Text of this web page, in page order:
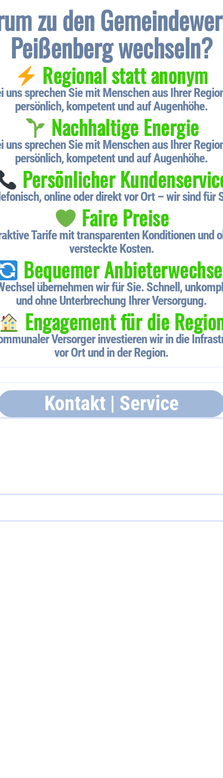
zu den
Peißenberg wechseln?
Regional statt anonym
uns sprechen Sie mit Menschen aus Ihrer
persönlich, kompetent und auf Augenhöhe.
Nachhaltige Energie
uns sprechen Sie mit Menschen aus Ihrer
persönlich, kompetent und auf Augenhöhe.
Persönlicher
online oder direkt vor Ort – wir sind für
Faire Preise
Tarife mit transparenten Konditionen und
versteckte Kosten.
Bequemer
übernehmen wir für Sie. Schnell,
und ohne Unterbrechung Ihrer Versorgung.
Engagement für die
Versorger investieren wir in die
vor Ort und in der Region.
Kontakt | Service